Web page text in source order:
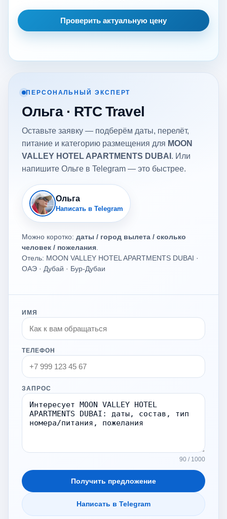
Проверить актуальную цену
ПЕРСОНАЛЬНЫЙ ЭКСПЕРТ
Ольга · RTC Travel
Оставьте заявку — подберём даты, перелёт,
питание и категорию размещения для MOON
VALLEY HOTEL APARTMENTS DUBAI . Или
напишите Ольге в Telegram — это быстрее.
Ольга
Написать в Telegram
Можно коротко: даты / город вылета / сколько
человек / пожелания
Отель: MOON VALLEY HOTEL APARTMENTS DUBAI ·
ОАЭ · Дубай · Бур-Дубаи
ИМЯ
ТЕЛЕФОН
ЗАПРОС
90 / 1000
Получить предложение
Написать в Telegram